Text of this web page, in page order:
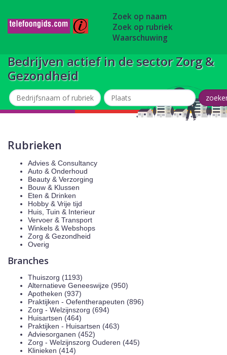
Zoek op naam
Zoek op rubriek
Waarschuwing
Bedrijven actief in de sector Zorg &
Gezondheid
Rubrieken
Advies & Consultancy
Auto & Onderhoud
Beauty & Verzorging
Bouw & Klussen
Eten & Drinken
Hobby & Vrije tijd
Huis, Tuin & Interieur
Vervoer & Transport
Winkels & Webshops
Zorg & Gezondheid
Overig
Branches
Thuiszorg (1193)
Alternatieve Geneeswijze (950)
Apotheken (937)
Praktijken - Oefentherapeuten (896)
Zorg - Welzijnszorg (694)
Huisartsen (464)
Praktijken - Huisartsen (463)
Adviesorganen (452)
Zorg - Welzijnszorg Ouderen (445)
Klinieken (414)